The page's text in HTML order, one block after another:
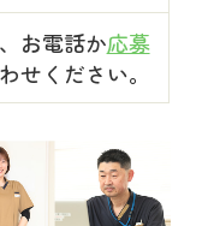
お電話か応募
せください。